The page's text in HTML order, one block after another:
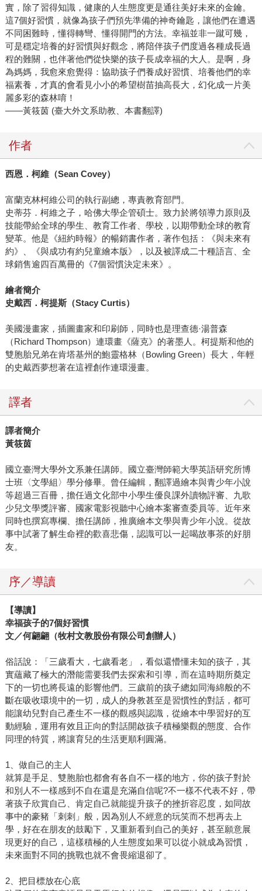
實，除了習得知識，健康的人生態度更是通往美好未來的金鑰。
這7個好習慣，就像為孩子們預先準備的神奇鑰匙，讓他們在遭遇
不同困難時，懂得轉彎、懂得開門的方法。幸福並非一蹴可幾，
可是穩定培養的好習慣與好觀念，將陪伴孩子們度過各種成長過
程的難關，也伴著他們從快樂的孩子長成幸福的大人。是啊，身
為媽媽，我愈來愈覺得：協助孩子們養成好習慣、培養他們的幸
福素養，才真的會看見小小的希望樹苗抽高長大，幻化成一片美
麗多彩的森林唷！
——黃筱茵 (臺大外文系助教、本書翻譯)
作者
西恩．柯維（Sean Covey）
富蘭克林柯維公司的執行副總，專責教育部門。
史蒂芬．柯維之子，哈佛大學企管碩士。致力於將領導力原則及
技能帶給全球的學生、教育工作者、學校，以期帶動全球的教育
變革。他是《紐約時報》的暢銷書作者，著作包括：《與未來有
約》、《與成功有約兒童繪本版》，以及被譯成二十種語言、全
球銷售逾四百萬冊的《7個習慣決定未來》。
繪者簡介
史戴西．柯提斯（Stacy Curtis）
美國漫畫家，插圖畫家和印刷師，同時也是理查德·湯普森
（Richard Thompson）連環畫《薩克》的著墨人。柯提斯和他的
雙胞胎兄弟在肯塔基州的鮑靈格林（Bowling Green）長大，年輕
的史戴西夢想著在這裡創作連環漫畫。
譯者
譯者簡介
黃筱茵
國立臺灣大學外文系兼任講師。國立臺灣師範大學英語研究所博
士班〈文學組〉學分修畢。曾任編輯，翻譯過繪本與青少年小說
等超過三百冊，擔任過文化部中小學生優良課外讀物評審、九歌
少兒文學獎評審、國家電影視聽中心繪本案審查委員等。近年來
同時也撰寫專欄、擔任講師，推廣繪本文學與青少年小說。從故
事中試著了解生命裡的歡喜悲傷，認識可以一起喝故事茶的好朋
友。
序／導讀
【導讀】
幸福孩子的7個好習慣
文／何翩翩（牧村文教股份有限公司創辦人）
俗話說：「三歲看大，七歲看老」，看似還懵懂未知的孩子，其
實蘊藏了極大的潛能需要我們去探索和引導，而在這時期所奠定
下的一切也將長遠的影響他們。三歲前的孩子總如同海綿般的不
斷在吸收環境中的一切，成人的身教甚至是習慣性的對話，都可
能讓幼兒對自己產生不一樣的觀感與認識，從繪本中學習好的互
動經驗，運用有效且正向的對話開啟孩子積極樂觀的態度、合作
同理的特質，將讓育兒的生活更順利圓滿。
1、做自己的主人
就算是手足、雙胞胎也都會有各自不一樣的地方，你的孩子對於
和別人不一樣感到不自在還是充滿自信呢?不一樣不代表不好，帶
著孩子欣賞自己、肯定自己就能提升孩子的挫折容忍度，如同故
事中的豪豬「刺刺」般，因為別人不經意的玩笑而不想再去上
學，好在在朋友的鼓勵下，又重新看到自己的美好，甚至願意展
現更好的自己，這樣積極的人生態度如果可以從小就成為習慣，
未來面對不同的挑戰也就不會畏縮退卻了。
2、把目標放在心底